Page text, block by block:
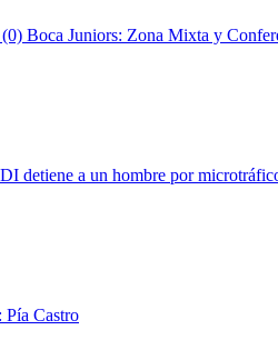
Boca Juniors: Zona Mixta y
detiene a un hombre por
Castro